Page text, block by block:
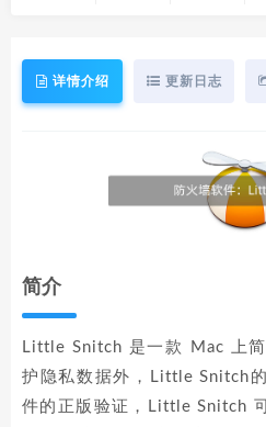
详情介绍 更新日志
简介
Little Snitch 是一款 Mac 上
护隐私数据外，Little Snitch
件的正版验证，Little Snitch